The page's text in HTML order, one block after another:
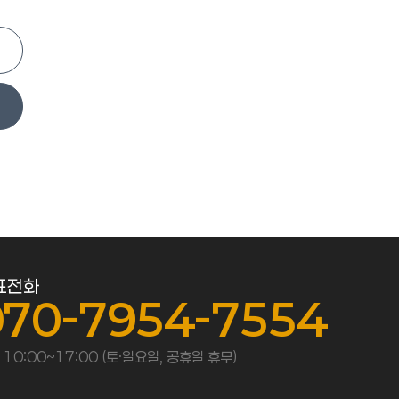
전화
7954-7554
10:00~17:00 (토·일요일, 공휴일 휴무)